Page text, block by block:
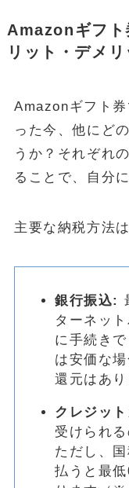
Amazonギフト
リット・デメ
Amazonギフト
った今、他にど
うか？それぞれ
ることで、自分
主要な納税方法
銀行振込:
ターネッ
に手続き
は安価な
還元はあり
クレジッ
受けられ
ただし、
払うと最